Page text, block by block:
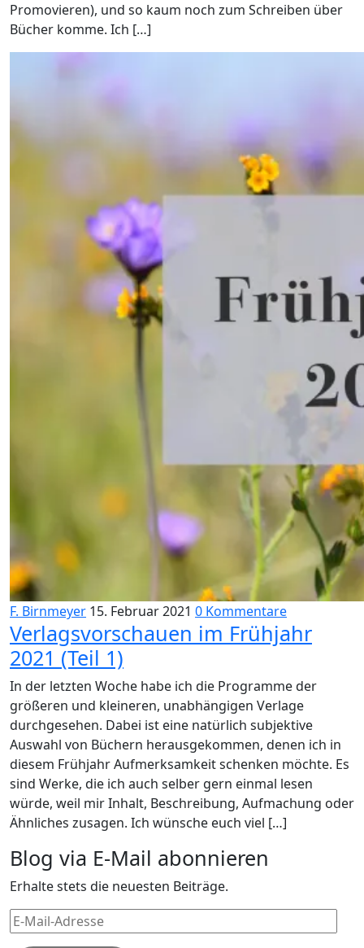
Promovieren), und so kaum noch zum Schreiben über
Bücher komme. Ich […]
F. Birnmeyer 15. Februar 2021 0 Kommentare
Verlagsvorschauen im Frühjahr
2021 (Teil 1)
In der letzten Woche habe ich die Programme der
größeren und kleineren, unabhängigen Verlage
durchgesehen. Dabei ist eine natürlich subjektive
Auswahl von Büchern herausgekommen, denen ich in
diesem Frühjahr Aufmerksamkeit schenken möchte. Es
sind Werke, die ich auch selber gern einmal lesen
würde, weil mir Inhalt, Beschreibung, Aufmachung oder
Ähnliches zusagen. Ich wünsche euch viel […]
Blog via E-Mail abonnieren
Erhalte stets die neuesten Beiträge.
E-
Mail-